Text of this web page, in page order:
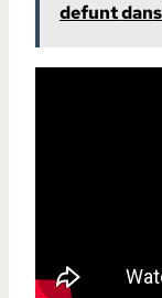
defunt